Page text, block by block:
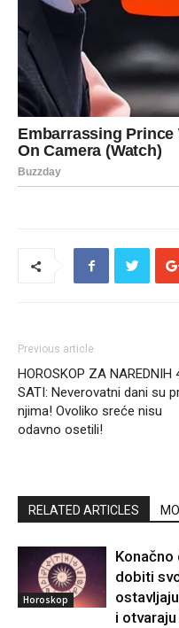
Previous article
HOROSKOP ZA NAREDNIH
SATI: Neverovatni dani su
njima! Ovoliko sreće nisu
odavno osetili!
RELATED ARTICLES
Horoskop
dobiti
i